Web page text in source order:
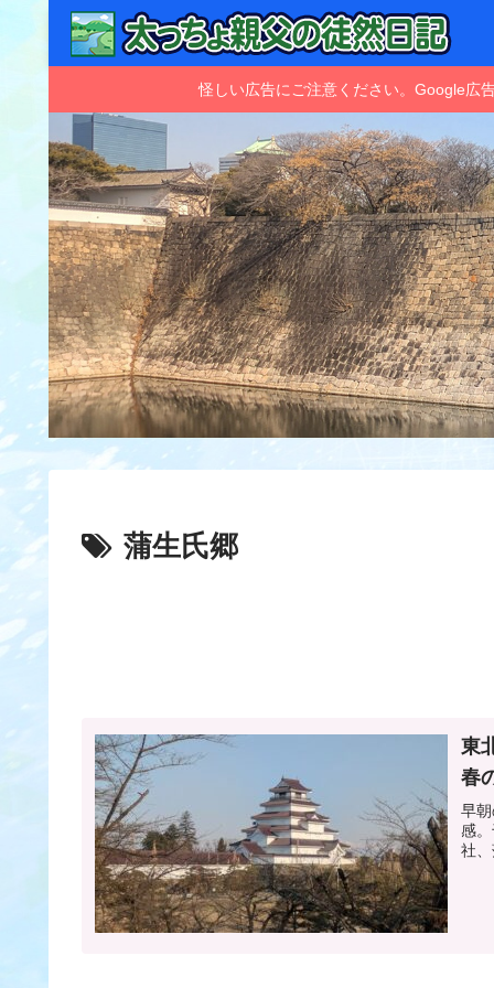
怪しい広告にご注意ください。Google広
蒲生氏郷
東
春
早
感
社